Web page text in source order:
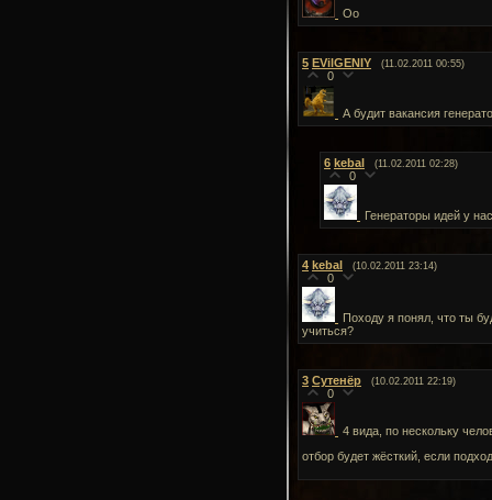
Оо
5 EVilGENIY (11.02.2011 00:55)
0
А будит вакансия
6 kebal (11.02.2011 02:28)
0
Генераторы идей у
4 kebal (10.02.2011 23:14)
0
Походу я понял, что ты
учиться?
3 Сутенёр (10.02.2011 22:19)
0
4 вида, по нескольку
отбор будет жёсткий, если